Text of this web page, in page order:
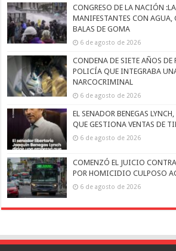
CONGRESO DE LA NACIÓN
MANIFESTANTES CON AGUA,
BALAS DE GOMA
6 de agosto de 2026
CONDENA DE SIETE AÑOS DE
POLICÍA QUE INTEGRABA
NARCOCRIMINAL
6 de agosto de 2026
EL SENADOR BENEGAS
QUE GESTIONA VENTAS DE
6 de agosto de 2026
COMENZÓ EL JUICIO
POR HOMICIDIO CULPOSO
6 de agosto de 2026